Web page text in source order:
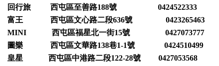
回行旅 西屯區至善路188號 0424522333
富王 西屯區文心路二段636號 0423265463
MINI 西屯區福星北一街15號 0427073777
圖樂 西屯區文華路138巷1-1號 0424510499
皇星 西屯區中港路二段122-28號 0427053568